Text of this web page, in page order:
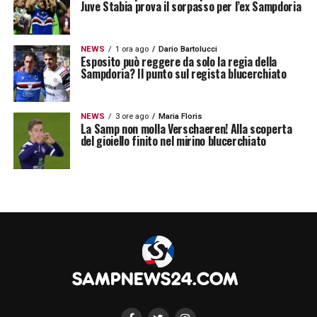
LA PLAYLIST DELLE NOSTRE TOP NEWS
Juve Stabia prova il sorpasso per l’ex Sampdoria
NEWS 1 ora ago Dario Bartolucci
Esposito può reggere da solo la regia della
Sampdoria? Il punto sul regista blucerchiato
NEWS 3 ore ago Maria Floris
La Samp non molla Verschaeren! Alla scoperta
del gioiello finito nel mirino blucerchiato